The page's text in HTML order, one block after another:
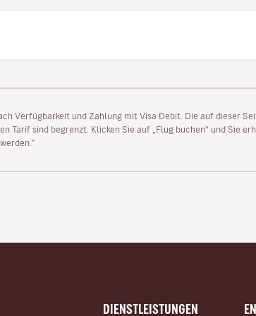
Verfügbarkeit und Zahlung mit Visa Debit. Die auf dieser
Tarif sind begrenzt. Klicken Sie auf „Flug buchen“ und Sie
DIENSTLEISTUNGEN